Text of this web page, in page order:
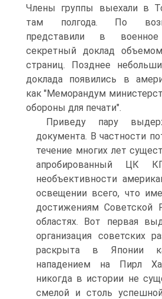
Члены группы выехали в
там полгода. По
представили в военное
секретный доклад
страниц. Позднее
доклада появились в
как "Меморандум
обороны для печати".
Приведу пару
документа. В частности
течение многих лет
апробированный ЦК
необъективности
освещении всего, что
достижениям
областях. Вот первая
организация советских
раскрыта в Японии
нападением на Пирл
никогда в истории не
смелой и столь